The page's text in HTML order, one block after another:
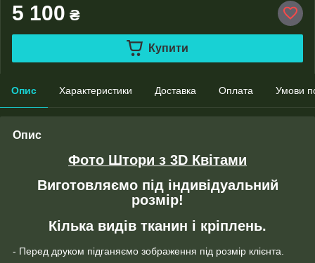
5 100 ₴
Купити
Опис Характеристики Доставка Оплата Умови
Опис
Фото Штори з 3D Квітами
Виготовляємо під індивідуальний
розмір!
Кілька видів тканин і кріплень.
- Перед друком підганяємо зображення під розмір клієнта.